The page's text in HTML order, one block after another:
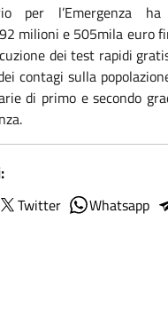
per l’Emergenza
milioni e 505mila euro
dei test rapidi
contagi sulla
di primo e secondo
Twitter Whatsapp